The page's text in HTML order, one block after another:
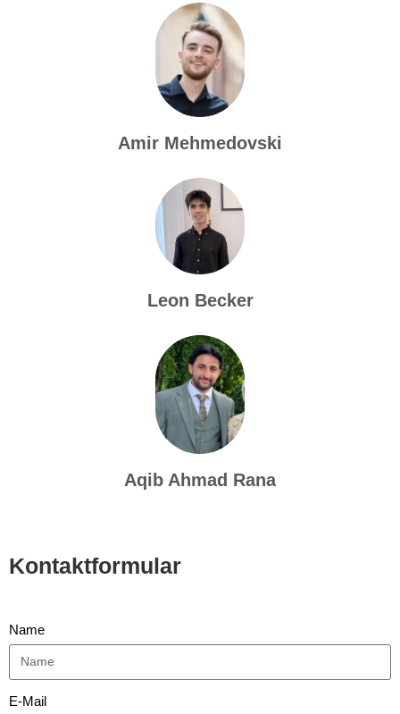
Amir Mehmedovski
Leon Becker
Aqib Ahmad Rana
Kontaktformular
Name
E-Mail